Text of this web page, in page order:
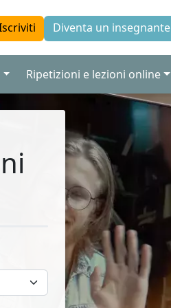
Diventa un insegnante
Ripetizioni e lezioni online